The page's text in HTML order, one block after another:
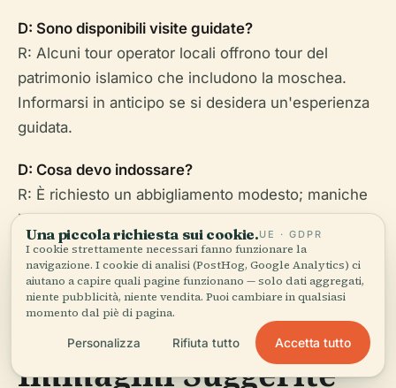
D: Sono disponibili visite guidate?
R: Alcuni tour operator locali offrono tour del
patrimonio islamico che includono la moschea.
Informarsi in anticipo se si desidera un'esperienza
guidata.
D: Cosa devo indossare?
R: È richiesto un abbigliamento modesto; maniche
lunghe e pantaloni/gonne sia per uomini che per
donne.
Immagini Suggerite
Una piccola richiesta sui cookie.UE · GDPR
I cookie strettamente necessari fanno funzionare la
navigazione. I cookie di analisi (PostHog, Google Analytics) ci
aiutano a capire quali pagine funzionano — solo dati aggregati,
niente pubblicità, niente vendita. Puoi cambiare in qualsiasi
momento dal piè di pagina.
Personalizza Rifiuta tutto Accetta tutto